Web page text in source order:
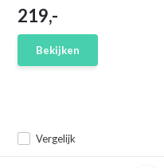
Vergelijk
219,-
Bekijken